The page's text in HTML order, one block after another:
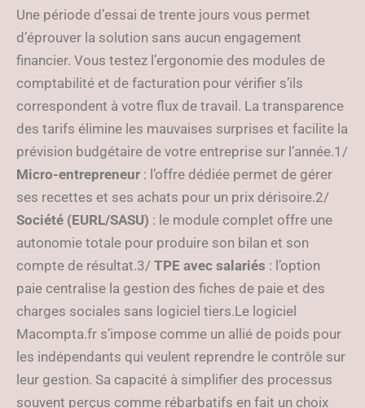
Une période d’essai de trente jours vous permet
d’éprouver la solution sans aucun engagement
financier. Vous testez l’ergonomie des modules de
comptabilité et de facturation pour vérifier s’ils
correspondent à votre flux de travail. La transparence
des tarifs élimine les mauvaises surprises et facilite la
prévision budgétaire de votre entreprise sur l’année.1/
Micro-entrepreneur : l’offre dédiée permet de gérer
ses recettes et ses achats pour un prix dérisoire.2/
Société (EURL/SASU) : le module complet offre une
autonomie totale pour produire son bilan et son
compte de résultat.3/ TPE avec salariés : l’option
paie centralise la gestion des fiches de paie et des
charges sociales sans logiciel tiers.Le logiciel
Macompta.fr s’impose comme un allié de poids pour
les indépendants qui veulent reprendre le contrôle sur
leur gestion. Sa capacité à simplifier des processus
souvent perçus comme rébarbatifs en fait un choix